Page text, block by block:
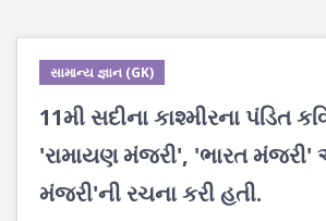
સામાન્ય જ્ઞાન (GK)
11મી સદીના કાશ્મીરના પંડિત
'રામાયણ મંજરી', 'ભારત
મંજરી'ની રચના કરી હતી.